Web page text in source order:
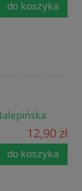
do koszyka
12,90 zł
do koszyka